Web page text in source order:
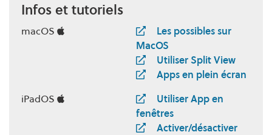
Infos et tutoriels
macOS
Les possibles sur
MacOS
Utiliser Split View
Apps en plein écran
iPadOS
Utiliser App en
fenêtres
Activer/désactiver